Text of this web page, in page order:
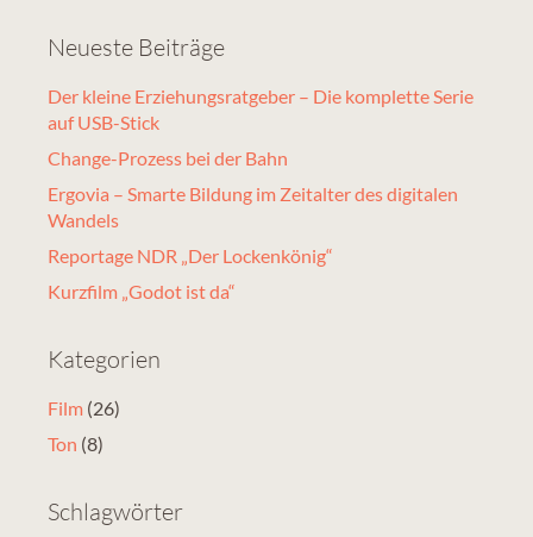
Neueste Beiträge
Der kleine Erziehungsratgeber – Die komplette Serie
auf USB-Stick
Change-Prozess bei der Bahn
Ergovia – Smarte Bildung im Zeitalter des digitalen
Wandels
Reportage NDR „Der Lockenkönig“
Kurzfilm „Godot ist da“
Kategorien
Film (26)
Ton (8)
Schlagwörter